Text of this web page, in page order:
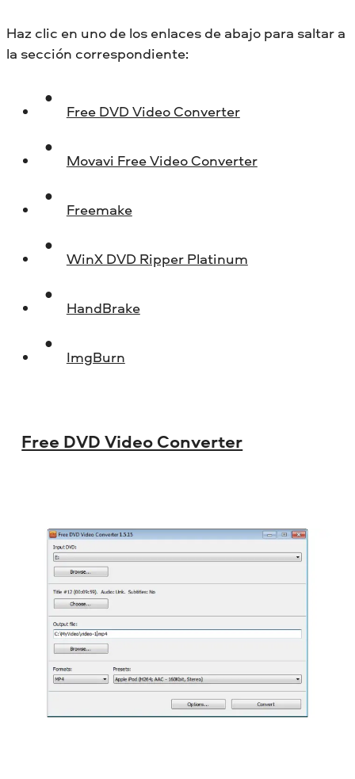
Haz clic en uno de los enlaces de abajo para saltar a
la sección correspondiente:
Free DVD Video Converter
Movavi Free Video Converter
Freemake
WinX DVD Ripper Platinum
HandBrake
ImgBurn
Free DVD Video Converter